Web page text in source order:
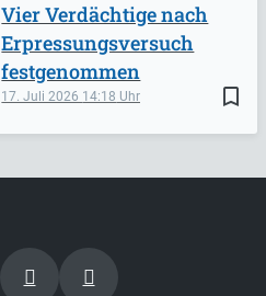
bookmark_border
17. Juli 2026 14:18
Vier Verdächtige nach
Erpressungsversuch
festgenommen